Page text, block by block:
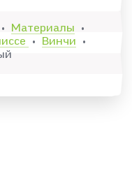
• Материалы •
• Винчи •